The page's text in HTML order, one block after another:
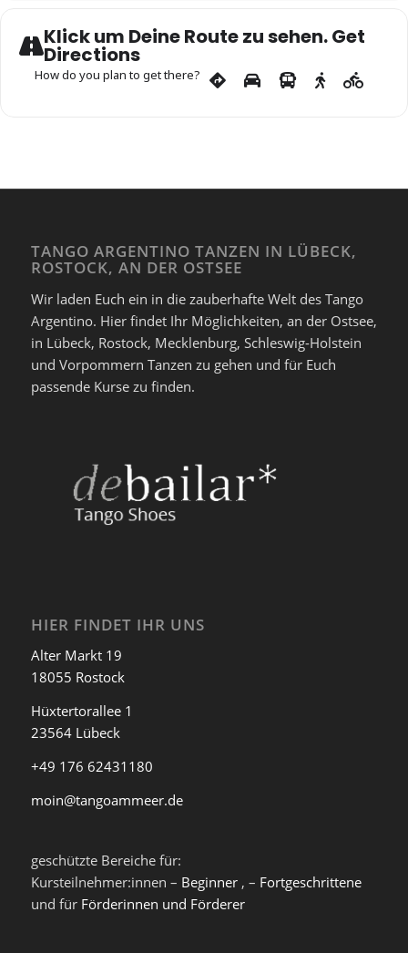
Klick um Deine Route zu sehen. Get
Directions
How do you plan to get there?
TANGO ARGENTINO TANZEN IN LÜBECK,
ROSTOCK, AN DER OSTSEE
Wir laden Euch ein in die zauberhafte Welt des Tango
Argentino. Hier findet Ihr Möglichkeiten, an der Ostsee,
in Lübeck, Rostock, Mecklenburg, Schleswig-Holstein
und Vorpommern Tanzen zu gehen und für Euch
passende Kurse zu finden.
HIER FINDET IHR UNS
Alter Markt 19
18055 Rostock
Hüxtertorallee 1
23564 Lübeck
+49 176 62431180
moin@tangoammeer.de
geschützte Bereiche für:
Kursteilnehmer:innen – Beginner, – Fortgeschrittene
und für Förderinnen und Förderer